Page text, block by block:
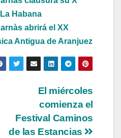
Habana
abrirá el XX
Antigua de Aranjuez
El miércoles
comienza el
Festival Caminos
de las Estancias